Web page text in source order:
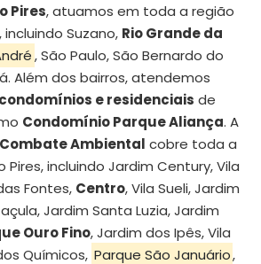
Pires, atuamos em toda a região
Suzano, Rio Grande da
, São Paulo, São Bernardo do
Além dos bairros, atendemos
condomínios e residenciais de
Condomínio Parque Aliança. A
Ambiental cobre toda a
Pires, incluindo Jardim Century, Vila
Fontes, Centro, Vila Sueli, Jardim
Jardim Santa Luzia, Jardim
Ouro Fino, Jardim dos Ipês, Vila
Químicos, Parque São Januário,